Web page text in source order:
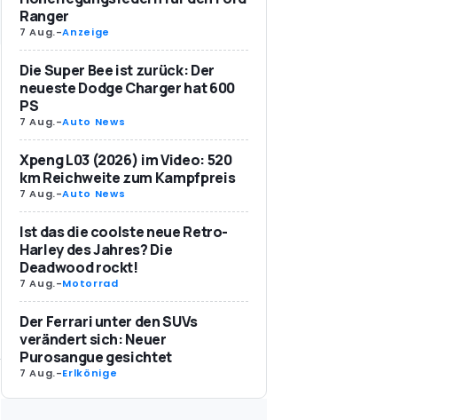
Ranger
7 Aug.-Anzeige
Die Super Bee ist zurück: Der
neueste Dodge Charger hat 600
PS
7 Aug.-Auto News
Xpeng L03 (2026) im Video: 520
km Reichweite zum Kampfpreis
7 Aug.-Auto News
Ist das die coolste neue Retro-
Harley des Jahres? Die
Deadwood rockt!
7 Aug.-Motorrad
Der Ferrari unter den SUVs
verändert sich: Neuer
Purosangue gesichtet
7 Aug.-Erlkönige